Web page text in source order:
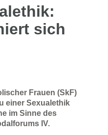
sich
Frauen (SkF)
einer Sexualethik
im Sinne des
IV.